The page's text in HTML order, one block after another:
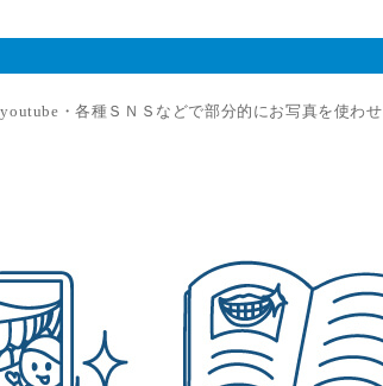
・各種ＳＮＳなどで部分的にお写真を使わ